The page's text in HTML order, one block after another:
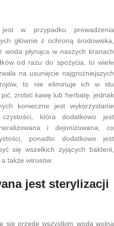
w przypadku prowadzenia
głównie z ochroną środowiska,
płynąca w naszych kranach
od razu do spożycia, to wiele
na usunięcie najgroźniejszych
to nie eliminuje ich w stu
zrobić kawę lub herbatę, jednak
konieczne jest wykorzystanie
która dodatkowo jest
i dejonizowana, co
ponadto dodatkowo jest
się wszelkich żyjących bakterii,
także wirusów.
jest sterylizacji
się przede wszystkim woda wolna